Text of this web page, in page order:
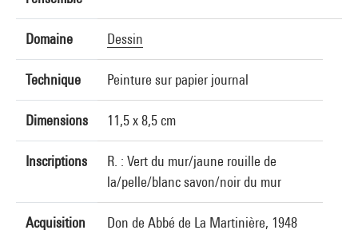
Domaine Dessin
Technique Peinture sur papier journal
Dimensions 11,5 x 8,5 cm
Inscriptions
R. : Vert du mur/jaune rouille de
la/pelle/blanc savon/noir du mur
Acquisition Don de Abbé de La Martinière, 1948